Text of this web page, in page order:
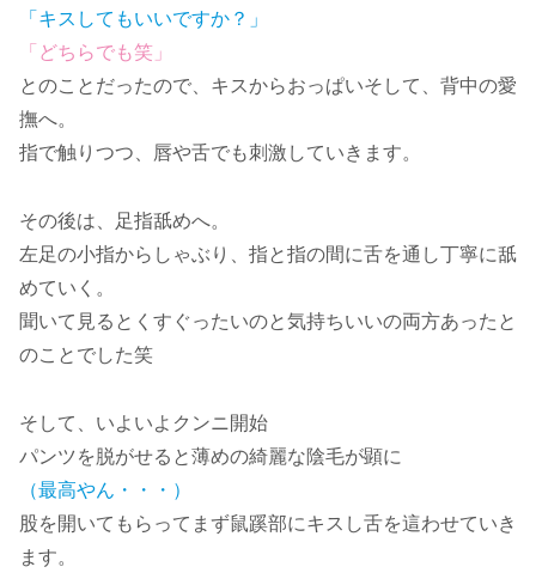
「キスしてもいいですか？」
「どちらでも笑」
とのことだったので、キスからおっぱいそして、背中の愛
撫へ。
指で触りつつ、唇や舌でも刺激していきます。
その後は、足指舐めへ。
左足の小指からしゃぶり、指と指の間に舌を通し丁寧に舐
めていく。
聞いて見るとくすぐったいのと気持ちいいの両方あったと
のことでした笑
そして、いよいよクンニ開始
パンツを脱がせると薄めの綺麗な陰毛が顕に
（最高やん・・・）
股を開いてもらってまず鼠蹊部にキスし舌を這わせていき
ます。